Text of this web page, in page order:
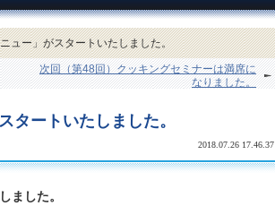
ュー」がスタートいたしました。
次回（第48回）クッキングセミナーは満席に
なりました。
タートいたしました。
2018.07.26 17.46.37
ました。